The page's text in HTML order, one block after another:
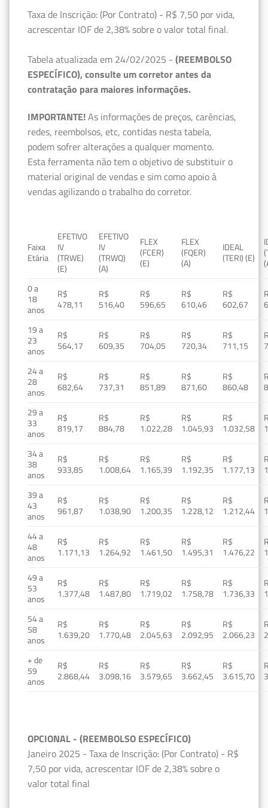
Taxa de Inscrição: (Por Contrato) - R$ 7,50 por vida,
acrescentar IOF de 2,38% sobre o valor total final.
Tabela atualizada em 24/02/2025 - (REEMBOLSO
ESPECÍFICO), consulte um corretor antes da
contratação para maiores informações.
IMPORTANTE!As informações de preços, carências,
redes, reembolsos, etc, contidas nesta tabela,
podem sofrer alterações a qualquer momento.
Esta ferramenta não tem o objetivo de substituir o
material original de vendas e sim como apoio à
vendas agilizando o trabalho do corretor.
Faixa
Etária
EFETIVO
IV
(TRWE)
(E)
EFETIVO
IV
(TRWQ)
(A)
FLEX
(FCER)
(E)
FLEX
(FQER)
(A)
IDEAL
(TERI) (E)
0 a
18
anos
R$
478,11
R$
516,40
R$
596,65
R$
610,46
R$
602,67
19 a
23
anos
R$
564,17
R$
609,35
R$
704,05
R$
720,34
R$
711,15
24 a
28
anos
R$
682,64
R$
737,31
R$
851,89
R$
871,60
R$
860,48
29 a
33
anos
R$
819,17
R$
884,78
R$
1.022,28
R$
1.045,93
R$
1.032,58
34 a
38
anos
R$
933,85
R$
1.008,64
R$
1.165,39
R$
1.192,35
R$
1.177,13
39 a
43
anos
R$
961,87
R$
1.038,90
R$
1.200,35
R$
1.228,12
R$
1.212,44
44 a
48
anos
R$
1.171,13
R$
1.264,92
R$
1.461,50
R$
1.495,31
R$
1.476,22
49 a
53
anos
R$
1.377,48
R$
1.487,80
R$
1.719,02
R$
1.758,78
R$
1.736,33
54 a
58
anos
R$
1.639,20
R$
1.770,48
R$
2.045,63
R$
2.092,95
R$
2.066,23
+ de
59
anos
R$
2.868,44
R$
3.098,16
R$
3.579,65
R$
3.662,45
R$
3.615,70
OPCIONAL - (REEMBOLSO ESPECÍFICO)
Janeiro 2025 - Taxa de Inscrição: (Por Contrato) - R$
7,50 por vida, acrescentar IOF de 2,38% sobre o
valor total final